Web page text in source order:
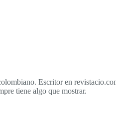
Escritor en
tiene algo que mostrar.